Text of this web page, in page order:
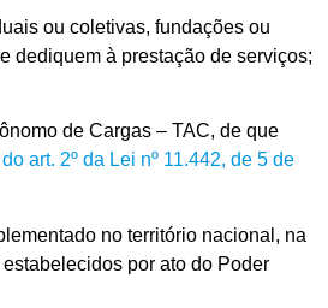
ou coletivas, fundações ou
dediquem à prestação de serviços;
de Cargas – TAC, de que
art. 2º da Lei nº 11.442, de 5 de
no território nacional, na
por ato do Poder